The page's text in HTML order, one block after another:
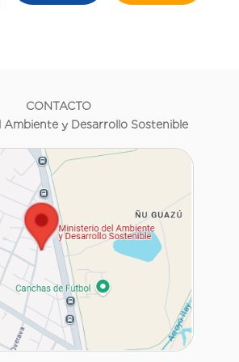
CONTACTO
Ambiente y Desarrollo Sostenible